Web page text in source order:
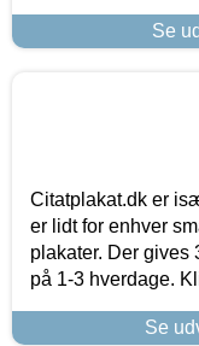
Se
Citatplakat.dk er
er lidt for enhver
plakater. Der gives
på 1-3 hverdage.
Se